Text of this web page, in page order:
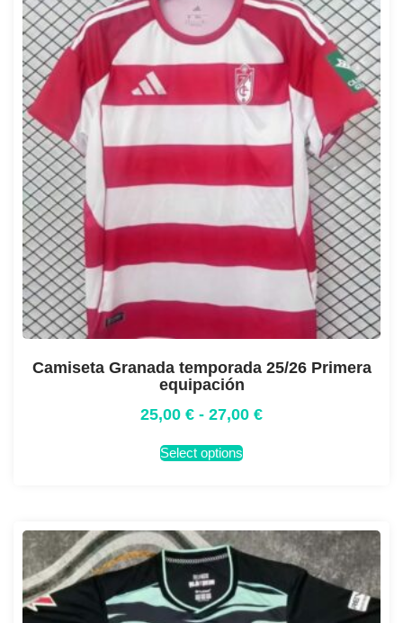
Camiseta Granada temporada 25/26 Primera
equipación
25,00 € - 27,00 €
Select options